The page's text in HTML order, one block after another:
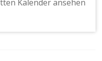
Kalender ansehen